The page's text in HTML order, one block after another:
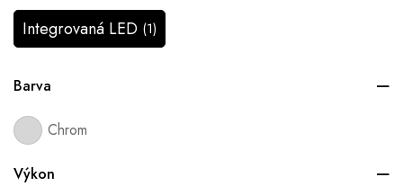
Integrovaná LED (1)
Barva
Chrom
Výkon